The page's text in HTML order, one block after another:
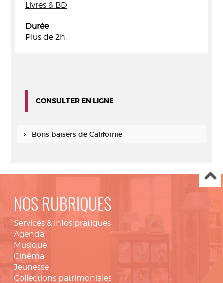
Livres & BD
Durée
Plus de 2h.
CONSULTER EN LIGNE
Bons baisers de Californie
NOS RUBRIQUES
Services & infos pratiques
Agenda
Musique
Cinéma
Jeunesse
Collections patrimoniales